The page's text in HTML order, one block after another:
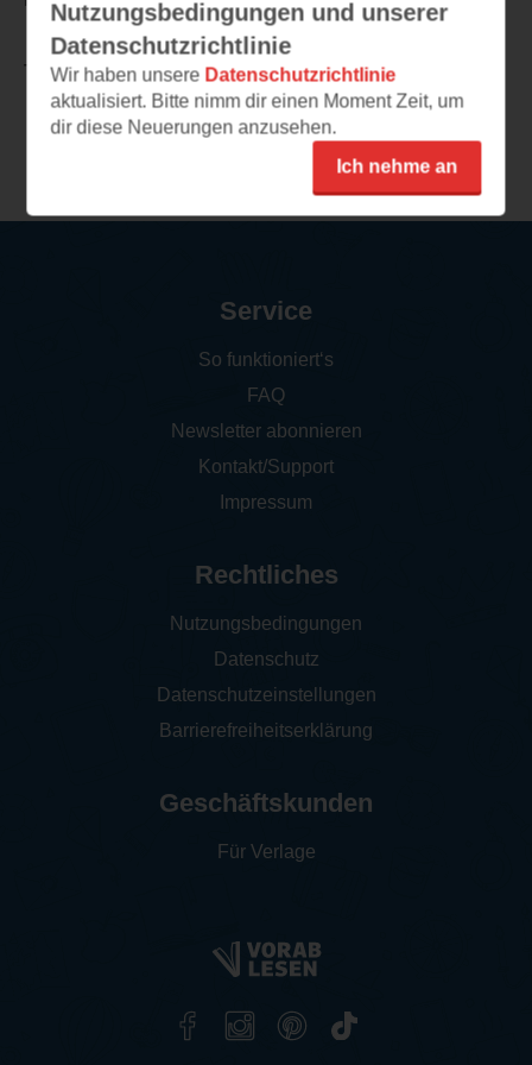
TEILEN
Weitere Rezensionen
Nutzungsbedingungen und unserer
Datenschutzrichtlinie
Wir haben unsere Datenschutzrichtlinie
aktualisiert. Bitte nimm dir einen Moment Zeit, um
dir diese Neuerungen anzusehen.
Ich nehme an
Service
So funktioniert‘s
FAQ
Newsletter abonnieren
Kontakt/Support
Impressum
Rechtliches
Nutzungsbedingungen
Datenschutz
Datenschutzeinstellungen
Barrierefreiheitserklärung
Geschäftskunden
Für Verlage